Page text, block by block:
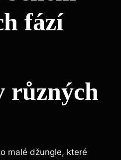
fází
různých​
malé džungle,‌ které